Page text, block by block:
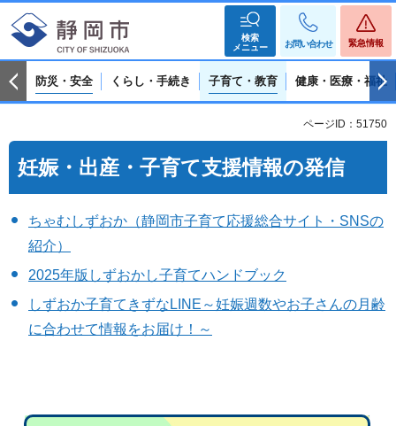
検索
メニュー
お問い合わせ 緊急情報
防災・安全 くらし・手続き 子育て・教育 健康・医療・福祉
ページID：51750
妊娠・出産・子育て支援情報の発信
ちゃむしずおか（静岡市子育て応援総合サイト・SNSの
紹介）
2025年版しずおかし子育てハンドブック
しずおか子育てきずなLINE～妊娠週数やお子さんの月齢
に合わせて情報をお届け！～